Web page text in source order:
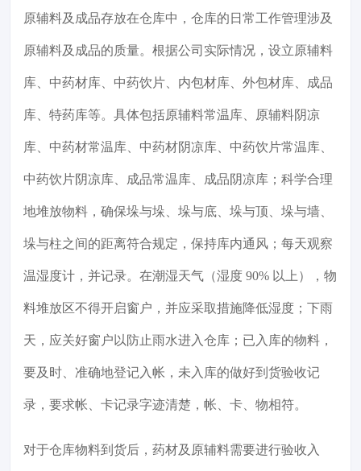
原辅料及成品存放在仓库中，仓库的日常工作管理涉及
原辅料及成品的质量。根据公司实际情况，设立原辅料
库、中药材库、中药饮片、内包材库、外包材库、成品
库、特药库等。具体包括原辅料常温库、原辅料阴凉
库、中药材常温库、中药材阴凉库、中药饮片常温库、
中药饮片阴凉库、成品常温库、成品阴凉库；科学合理
地堆放物料，确保垛与垛、垛与底、垛与顶、垛与墙、
垛与柱之间的距离符合规定，保持库内通风；每天观察
温湿度计，并记录。在潮湿天气（湿度 90% 以上），物
料堆放区不得开启窗户，并应采取措施降低湿度；下雨
天，应关好窗户以防止雨水进入仓库；已入库的物料，
要及时、准确地登记入帐，未入库的做好到货验收记
录，要求帐、卡记录字迹清楚，帐、卡、物相符。
对于仓库物料到货后，药材及原辅料需要进行验收入